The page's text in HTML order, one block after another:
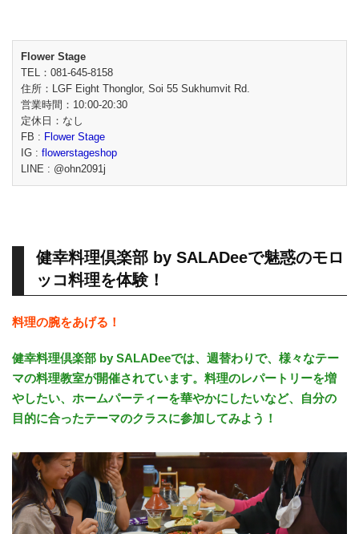
Flower Stage
TEL：081-645-8158
住所：LGF Eight Thonglor, Soi 55 Sukhumvit Rd.
営業時間：10:00-20:30
定休日：なし
FB : Flower Stage
IG : flowerstageshop
LINE : @ohn2091j
健幸料理倶楽部 by SALADeeで魅惑のモロ
ッコ料理を体験！
料理の腕をあげる！
健幸料理倶楽部 by SALADeeでは、週替わりで、様々なテー
マの料理教室が開催されています。料理のレパートリーを増
やしたい、ホームパーティーを華やかにしたいなど、自分の
目的に合ったテーマのクラスに参加してみよう！